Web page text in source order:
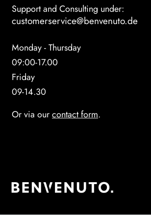
Support and Consulting under:
customerservice@benvenuto.de
Monday - Thursday
09:00-17.00
Friday
09-14.30
Or via ourcontact form.